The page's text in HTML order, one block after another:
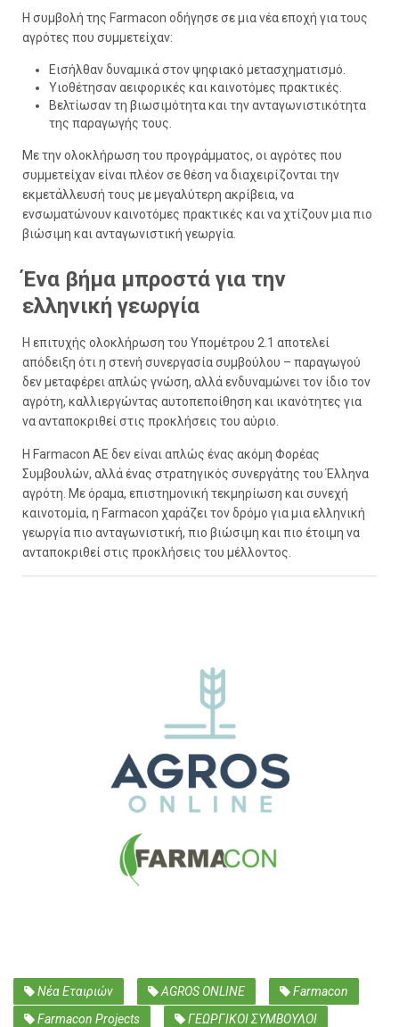
Η συμβολή της Farmacon οδήγησε σε μια νέα εποχή για τους
αγρότες που συμμετείχαν:
Εισήλθαν δυναμικά στον ψηφιακό μετασχηματισμό.
Υιοθέτησαν αειφορικές και καινοτόμες πρακτικές.
Βελτίωσαν τη βιωσιμότητα και την ανταγωνιστικότητα
της παραγωγής τους.
Με την ολοκλήρωση του προγράμματος, οι αγρότες που
συμμετείχαν είναι πλέον σε θέση να διαχειρίζονται την
εκμετάλλευσή τους με μεγαλύτερη ακρίβεια, να
ενσωματώνουν καινοτόμες πρακτικές και να χτίζουν μια πιο
βιώσιμη και ανταγωνιστική γεωργία.
Ένα βήμα μπροστά για την
ελληνική γεωργία
Η επιτυχής ολοκλήρωση του Υπομέτρου 2.1 αποτελεί
απόδειξη ότι η στενή συνεργασία συμβούλου – παραγωγού
δεν μεταφέρει απλώς γνώση, αλλά ενδυναμώνει τον ίδιο τον
αγρότη, καλλιεργώντας αυτοπεποίθηση και ικανότητες για
να ανταποκριθεί στις προκλήσεις του αύριο.
Η Farmacon AE δεν είναι απλώς ένας ακόμη Φορέας
Συμβουλών, αλλά ένας στρατηγικός συνεργάτης του Έλληνα
αγρότη. Με όραμα, επιστημονική τεκμηρίωση και συνεχή
καινοτομία, η Farmacon χαράζει τον δρόμο για μια ελληνική
γεωργία πιο ανταγωνιστική, πιο βιώσιμη και πιο έτοιμη να
ανταποκριθεί στις προκλήσεις του μέλλοντος.
Νέα Εταιριών AGROS ONLINE
Farmacon
Farmacon Projects
ΓΕΩΡΓΙΚΟΙ ΣΥΜΒΟΥΛΟΙ